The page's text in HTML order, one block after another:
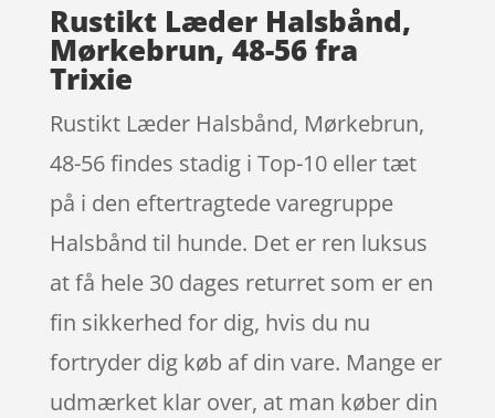
Rustikt Læder Halsbånd,
Mørkebrun, 48-56 fra
Trixie
Rustikt Læder Halsbånd, Mørkebrun,
48-56 findes stadig i Top-10 eller tæt
på i den eftertragtede varegruppe
Halsbånd til hunde. Det er ren luksus
at få hele 30 dages returret som er en
fin sikkerhed for dig, hvis du nu
fortryder dig køb af din vare. Mange er
udmærket klar over, at man køber din